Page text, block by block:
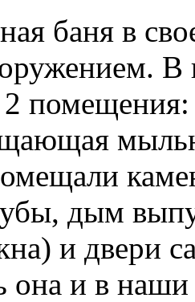
баня в
В
помещения:
дым
и двери
она и в